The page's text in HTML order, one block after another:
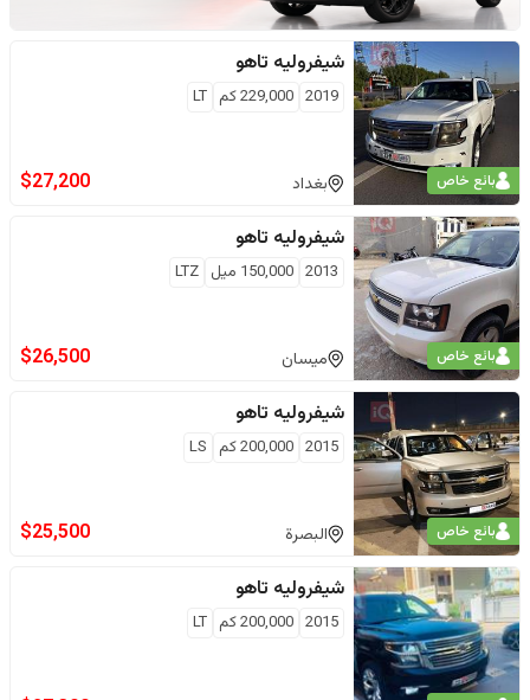
بائع خاص
شيفروليه تاهو
2019
229,000كم LT
بغداد $27,200
بائع خاص
شيفروليه تاهو
2013
150,000 ميل LTZ
ميسان $26,500
بائع خاص
شيفروليه تاهو
2015
200,000كم LS
البصرة $25,500
شيفروليه تاهو
2015
200,000كم LT